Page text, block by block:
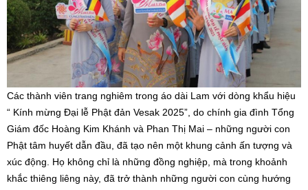
Các thành viên trang nghiêm trong áo dài Lam với dòng khẩu hiệu
“ Kính mừng Đại lễ Phật đản Vesak 2025”, do chính gia đình Tổng
Giám đốc Hoàng Kim Khánh và Phan Thị Mai – những người con
Phật tâm huyết dẫn đầu, đã tạo nên một khung cảnh ấn tượng và
xúc động. Họ không chỉ là những đồng nghiệp, mà trong khoảnh
khắc thiêng liêng này, đã trở thành những người con cùng hướng